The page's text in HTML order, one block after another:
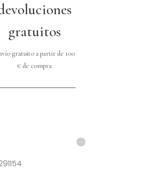
gratuitos
gratuito a partir de 100
€ de compra